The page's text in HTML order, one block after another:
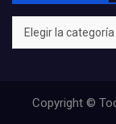
Categorías
Copyright ©